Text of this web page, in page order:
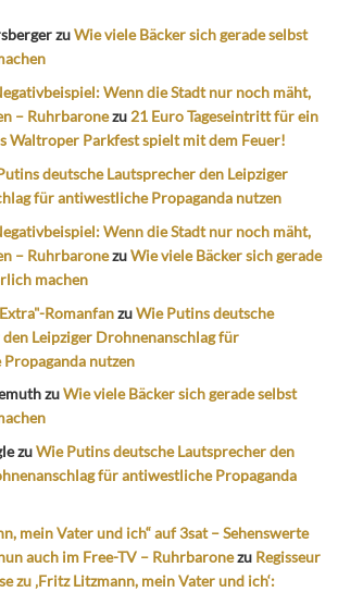
zuWie viele Bäcker sich gerade selbst
Wenn die Stadt nur noch mäht,
– Ruhrbaronezu 21 Euro Tageseintritt für ein
Waltroper Parkfest spielt mit dem Feuer!
deutsche Lautsprecher den Leipziger
für antiwestliche Propaganda nutzen
Wenn die Stadt nur noch mäht,
– RuhrbaronezuWie viele Bäcker sich gerade
machen
RomanfanzuWie Putins deutsche
Leipziger Drohnenanschlag für
nutzen
zuWie viele Bäcker sich gerade selbst
zuWie Putins deutsche Lautsprecher den
für antiwestliche Propaganda
mein Vater und ich“ auf 3sat – Sehenswerte
auch im Free-TV – Ruhrbaronezu Regisseur
zu ‚Fritz Litzmann, mein Vater und ich‘: